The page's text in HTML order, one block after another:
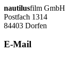
nautilusfilm GmbH
Postfach 1314
84403 Dorfen
E-Mail